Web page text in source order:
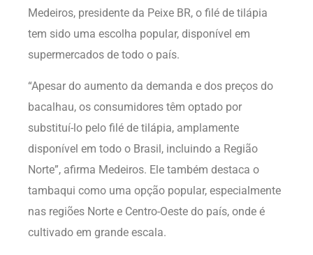
Medeiros, presidente da Peixe BR, o filé de tilápia
tem sido uma escolha popular, disponível em
supermercados de todo o país.
“Apesar do aumento da demanda e dos preços do
bacalhau, os consumidores têm optado por
substituí-lo pelo filé de tilápia, amplamente
disponível em todo o Brasil, incluindo a Região
Norte”, afirma Medeiros. Ele também destaca o
tambaqui como uma opção popular, especialmente
nas regiões Norte e Centro-Oeste do país, onde é
cultivado em grande escala.